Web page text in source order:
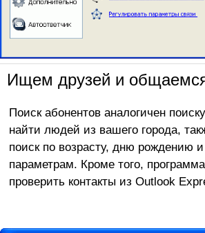
Ищем друзей и
Поиск абонентов аналогичен
найти людей из вашего города,
поиск по возрасту, дню рождению
параметрам. Кроме того,
проверить контакты из Outlook